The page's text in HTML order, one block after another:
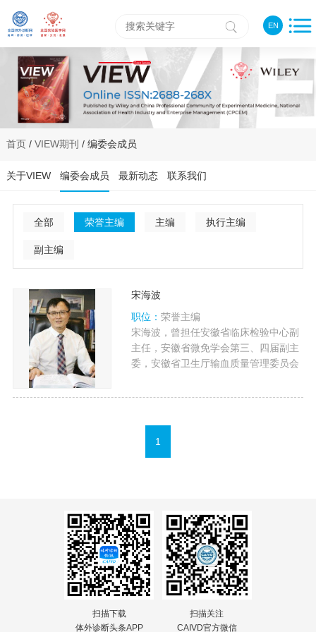
EN
首页/ VIEW期刊 / 编委会成员
关于VIEW 编委会成员 最新动态 联系我们
全部 荣誉主编 主编 执行主编
副主编
宋海波
职位： 荣誉主编
宋海波，曾担任安徽省临床检验中心副
主任，安徽省微免学会第三、四届副主
委，安徽省卫生厅输血质量管理委员会
1
扫描下载
体外诊断头条APP
扫描关注
CAIVD官方微信